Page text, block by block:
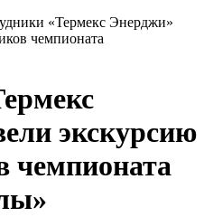
«Термекс Энерджи»
чемпионата
экскурсию
чемпионата